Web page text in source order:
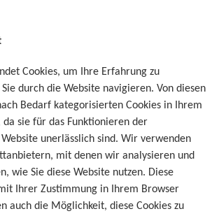
Cookies, um Ihre Erfahrung zu
durch die Website navigieren. Von diesen
Bedarf kategorisierten Cookies in Ihrem
da sie für das Funktionieren der
unerlässlich sind. Wir verwenden
mit denen wir analysieren und
wie Sie diese Website nutzen. Diese
Ihrer Zustimmung in Ihrem Browser
auch die Möglichkeit, diese Cookies zu